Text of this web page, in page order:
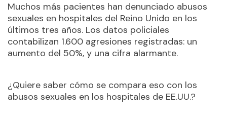
Muchos más pacientes han denunciado abusos
sexuales en hospitales del Reino Unido en los
últimos tres años. Los datos policiales
contabilizan 1.600 agresiones registradas: un
aumento del 50%, y una cifra alarmante.
¿Quiere saber cómo se compara eso con los
abusos sexuales en los hospitales de EE.UU.?